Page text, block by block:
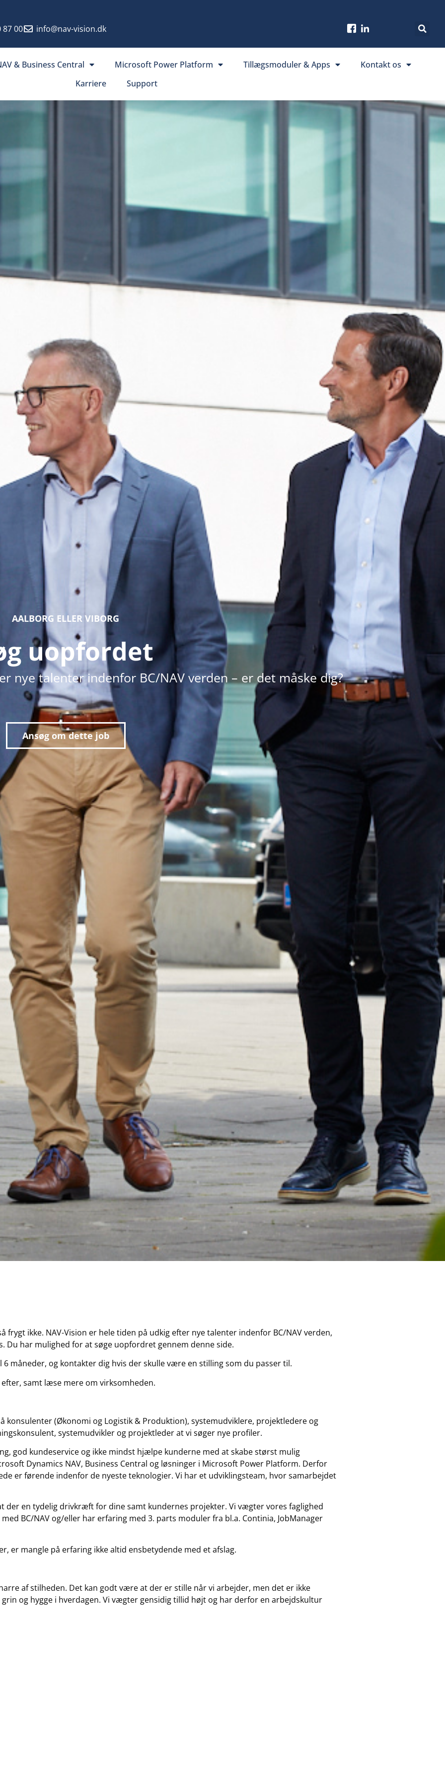
87 00 info@nav-vision.dk
& Business Central Microsoft Power Platform Tillægsmoduler & Apps
Kontakt os
Karriere
Support
AALBORG ELLER VIBORG
uopfordet
nye talenter indenfor BC/NAV verden – er det måske dig?
Ansøg om dette job
frygt ikke. NAV-Vision er hele tiden på udkig efter nye talenter indenfor BC/NAV verden,
Du har mulighed for at søge uopfordret gennem denne side.
måneder, og kontakter dig hvis der skulle være en stilling som du passer til.
samt læse mere om virksomheden.
konsulenter (Økonomi og Logistik & Produktion), systemudviklere, projektledere og
systemudvikler og projektleder at vi søger nye profiler.
god kundeservice og ikke mindst hjælpe kunderne med at skabe størst mulig
Dynamics NAV, Business Central og løsninger i Microsoft Power Platform. Derfor
er førende indenfor de nyeste teknologier. Vi har et udviklingsteam, hvor samarbejdet
der en tydelig drivkræft for dine samt kundernes projekter. Vi vægter vores faglighed
BC/NAV og/eller har erfaring med 3. parts moduler fra bl.a. Continia, JobManager
er mangle på erfaring ikke altid ensbetydende med et afslag.
af stilheden. Det kan godt være at der er stille når vi arbejder, men det er ikke
og hygge i hverdagen. Vi vægter gensidig tillid højt og har derfor en arbejdskultur